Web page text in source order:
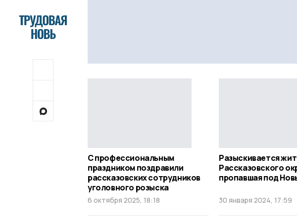
С профессиональным
праздником поздравили
рассказовских сотрудников
уголовного розыска
6 октября 2025, 18:18
Разыскивается
Рассказовского
пропавшая под
30 января 2024, 17:59